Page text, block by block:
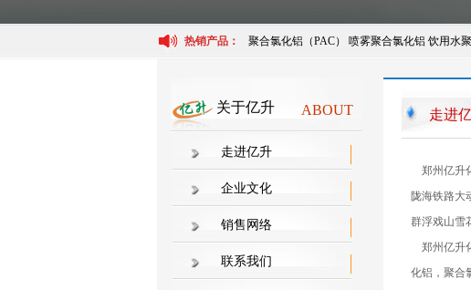
热销产品： 聚合氯化铝（PAC） 喷雾聚合氯化铝 饮用水
ABOUT
关于亿升
走进亿升
企业文化
销售网络
联系我们
走进
郑州亿升
陇海铁路大
群浮戏山雪
郑州亿升
化铝，聚合